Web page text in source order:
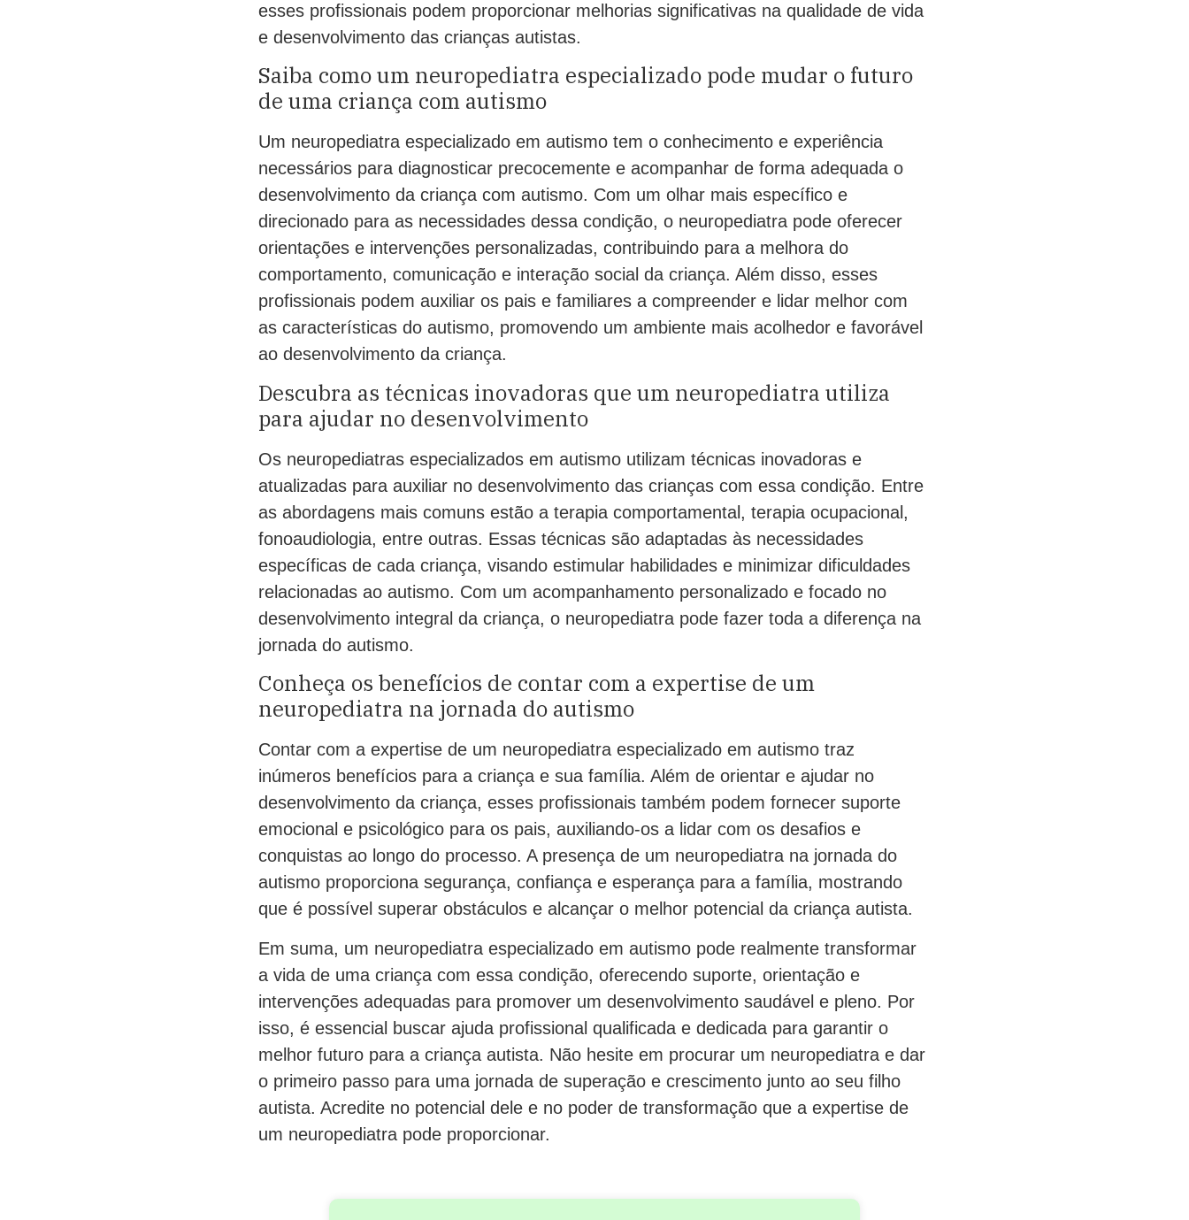
esses profissionais podem proporcionar melhorias significativas na qualidade de vida
e desenvolvimento das crianças autistas.
Saiba como um neuropediatra especializado pode mudar o futuro
de uma criança com autismo
Um neuropediatra especializado em autismo tem o conhecimento e experiência
necessários para diagnosticar precocemente e acompanhar de forma adequada o
desenvolvimento da criança com autismo. Com um olhar mais específico e
direcionado para as necessidades dessa condição, o neuropediatra pode oferecer
orientações e intervenções personalizadas, contribuindo para a melhora do
comportamento, comunicação e interação social da criança. Além disso, esses
profissionais podem auxiliar os pais e familiares a compreender e lidar melhor com
as características do autismo, promovendo um ambiente mais acolhedor e favorável
ao desenvolvimento da criança.
Descubra as técnicas inovadoras que um neuropediatra utiliza
para ajudar no desenvolvimento
Os neuropediatras especializados em autismo utilizam técnicas inovadoras e
atualizadas para auxiliar no desenvolvimento das crianças com essa condição. Entre
as abordagens mais comuns estão a terapia comportamental, terapia ocupacional,
fonoaudiologia, entre outras. Essas técnicas são adaptadas às necessidades
específicas de cada criança, visando estimular habilidades e minimizar dificuldades
relacionadas ao autismo. Com um acompanhamento personalizado e focado no
desenvolvimento integral da criança, o neuropediatra pode fazer toda a diferença na
jornada do autismo.
Conheça os benefícios de contar com a expertise de um
neuropediatra na jornada do autismo
Contar com a expertise de um neuropediatra especializado em autismo traz
inúmeros benefícios para a criança e sua família. Além de orientar e ajudar no
desenvolvimento da criança, esses profissionais também podem fornecer suporte
emocional e psicológico para os pais, auxiliando-os a lidar com os desafios e
conquistas ao longo do processo. A presença de um neuropediatra na jornada do
autismo proporciona segurança, confiança e esperança para a família, mostrando
que é possível superar obstáculos e alcançar o melhor potencial da criança autista.
Em suma, um neuropediatra especializado em autismo pode realmente transformar
a vida de uma criança com essa condição, oferecendo suporte, orientação e
intervenções adequadas para promover um desenvolvimento saudável e pleno. Por
isso, é essencial buscar ajuda profissional qualificada e dedicada para garantir o
melhor futuro para a criança autista. Não hesite em procurar um neuropediatra e dar
o primeiro passo para uma jornada de superação e crescimento junto ao seu filho
autista. Acredite no potencial dele e no poder de transformação que a expertise de
um neuropediatra pode proporcionar.